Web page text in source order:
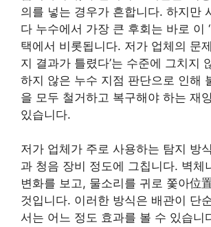
의를 넣는 경우가 흔합니다. 하지만
다 누수에서 가장 큰 후회는 바로 이
택에서 비롯됩니다. 저가 업체의 문
지 결과가 틀렸다’는 수준에 그치지
하지 않은 누수 지점 판단으로 인해
을 모두 철거하고 복구해야 하는 재
있습니다.
저가 업체가 주로 사용하는 탐지 방
과 청음 장비 정도에 그칩니다. 벽체
변화를 보고, 물소리를 귀로 쫓아位
것입니다. 이러한 방식은 배관이 단
서는 어느 정도 효과를 볼 수 있습니